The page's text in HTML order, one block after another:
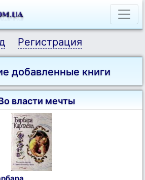
Регистрация
добавленные книги
власти мечты